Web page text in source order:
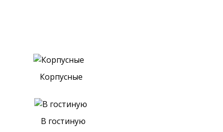
Корпусные
В гостиную